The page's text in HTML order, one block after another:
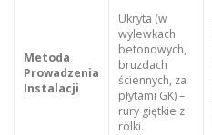
Metoda
Prowadzenia
Instalacji
Ukryta (w
wylewkach
betonowych,
bruzdach
ściennych, za
płytami GK) –
rury giętkie z
rolki.